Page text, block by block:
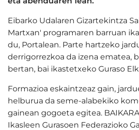
Eibarko Udalaren Gizartekintza
Martxan' programaren barruan
du, Portalean. Parte hartzeko
derrigorrezkoa da izena ematea,
bertan, bai ikastetxeko Guraso
Formazioa eskaintzeaz gain,
helburua da seme-alabekiko
gainean gogoeta egitea.
Ikasleen Gurasoen Federazioko